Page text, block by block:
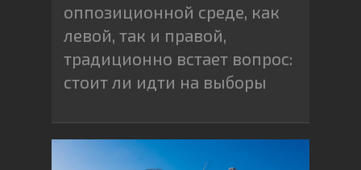
оппозиционной среде, как
левой, так и правой,
традиционно встает вопрос:
стоит ли идти на выборы